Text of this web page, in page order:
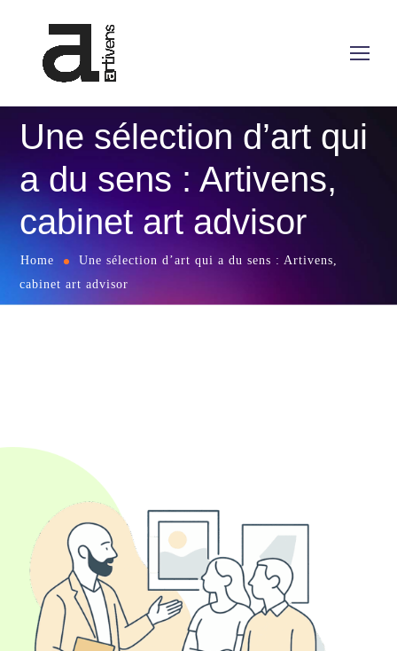
Une sélection d’art qui
a du sens : Artivens,
cabinet art advisor
Home
Une sélection d’art qui a du sens : Artivens,
cabinet art advisor